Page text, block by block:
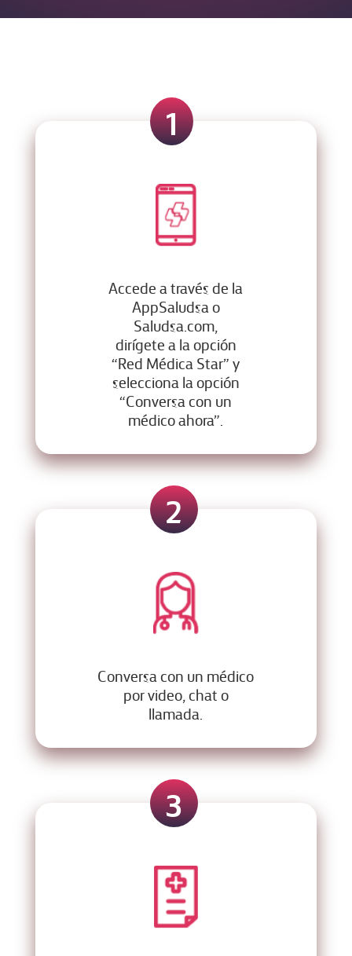
1
Accede a través de la
AppSaludsa o
Saludsa.com,
dirígete a la opción
“Red Médica Star” y
selecciona la opción
“Conversa con un
médico ahora”.
2
Conversa con un médico
por video, chat o
llamada.
3